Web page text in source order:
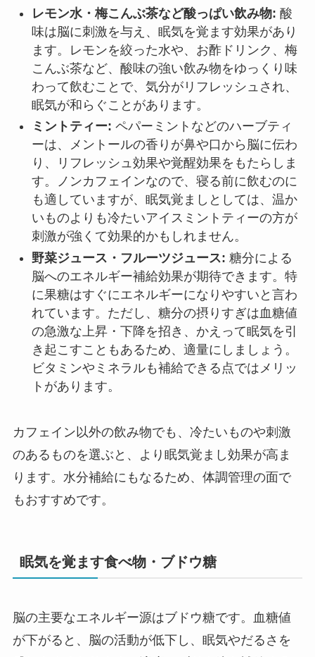
レモン水・梅こんぶ茶など酸っぱい飲み物: 酸
味は脳に刺激を与え、眠気を覚ます効果があり
ます。レモンを絞った水や、お酢ドリンク、梅
こんぶ茶など、酸味の強い飲み物をゆっくり味
わって飲むことで、気分がリフレッシュされ、
眠気が和らぐことがあります。
ミントティー: ペパーミントなどのハーブティ
ーは、メントールの香りが鼻や口から脳に伝わ
り、リフレッシュ効果や覚醒効果をもたらしま
す。ノンカフェインなので、寝る前に飲むのに
も適していますが、眠気覚ましとしては、温か
いものよりも冷たいアイスミントティーの方が
刺激が強くて効果的かもしれません。
野菜ジュース・フルーツジュース: 糖分による
脳へのエネルギー補給効果が期待できます。特
に果糖はすぐにエネルギーになりやすいと言わ
れています。ただし、糖分の摂りすぎは血糖値
の急激な上昇・下降を招き、かえって眠気を引
き起こすこともあるため、適量にしましょう。
ビタミンやミネラルも補給できる点ではメリッ
トがあります。
カフェイン以外の飲み物でも、冷たいものや刺激
のあるものを選ぶと、より眠気覚まし効果が高ま
ります。水分補給にもなるため、体調管理の面で
もおすすめです。
眠気を覚ます食べ物・ブドウ糖
脳の主要なエネルギー源はブドウ糖です。血糖値
が下がると、脳の活動が低下し、眠気やだるさを